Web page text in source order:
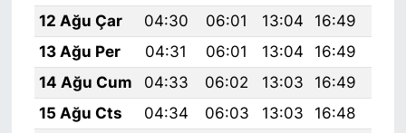
12 Ağu Çar
04:30 06:01 13:04 16:49
13 Ağu Per
04:31 06:01 13:04 16:49
14 Ağu Cum
04:33 06:02 13:03 16:49
15 Ağu Cts
04:34 06:03 13:03 16:48